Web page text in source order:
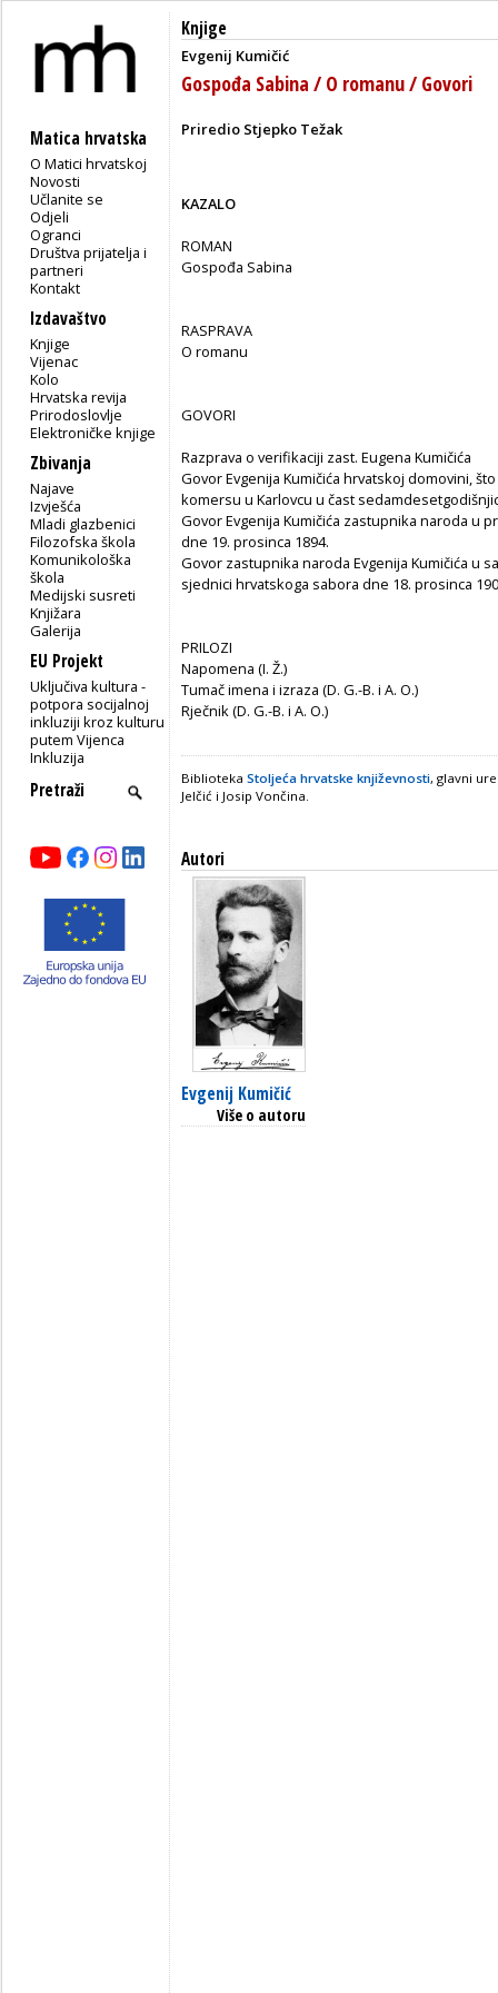
Matica hrvatska
O Matici hrvatskoj
Novosti
Učlanite se
Odjeli
Ogranci
Društva prijatelja i
partneri
Kontakt
Izdavaštvo
Knjige
Vijenac
Kolo
Hrvatska revija
Prirodoslovlje
Elektroničke knjige
Zbivanja
Najave
Izvješća
Mladi glazbenici
Filozofska škola
Komunikološka
škola
Medijski susreti
Knjižara
Galerija
EU Projekt
Uključiva kultura -
potpora socijalnoj
inkluziji kroz kulturu
putem Vijenca
Inkluzija
Knjige
Evgenij Kumičić
Gospođa Sabina / O romanu / Govori
Priredio Stjepko Težak
KAZALO
ROMAN
Gospođa Sabina
RASPRAVA
O romanu
GOVORI
Razprava o verifikaciji zast. Eugena Kumičića
Govor Evgenija Kumičića hrvatskoj domovini,
komersu u Karlovcu u čast
Govor Evgenija Kumičića zastupnika naroda u
dne 19. prosinca 1894.
Govor zastupnika naroda Evgenija Kumičića u
sjednici hrvatskoga sabora dne 18. prosinca
PRILOZI
Napomena (I. Ž.)
Tumač imena i izraza (D. G.-B. i A. O.)
Rječnik (D. G.-B. i A. O.)
Biblioteka Stoljeća hrvatske književnosti, glavni
Jelčić i Josip Vončina.
Autori
Evgenij Kumičić
Više o autoru